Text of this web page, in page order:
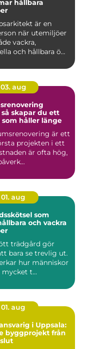
hållbara
är en
när utemiljöer
vackra,
och hållbara ö...
03. aug
håller länge
är ett
projekten i ett
är ofta hög,
01. aug
som
och vackra
trädgård gör
bara se trevlig ut.
hur människor
t...
01. aug
i Uppsala:
byggprojekt från